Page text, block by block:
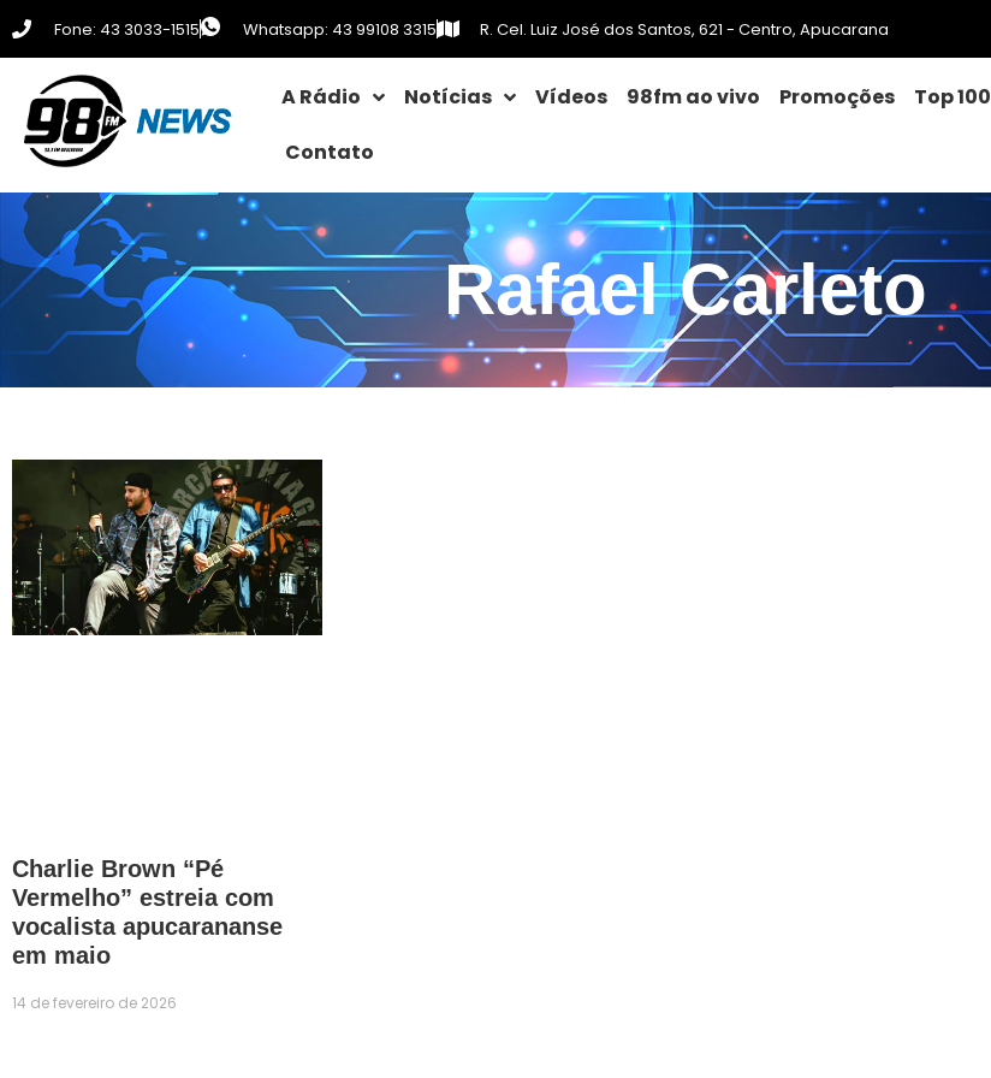
Fone: 43 3033-1515 Whatsapp: 43 99108 3315 R. Cel. Luiz José dos Santos, 621 - Centro, Apucarana
A Rádio Notícias Vídeos 98fm ao vivo Promoções
Top 100
Contato
Rafael Carleto
Charlie Brown “Pé
Vermelho” estreia com
vocalista apucarananse
em maio
14 de fevereiro de 2026